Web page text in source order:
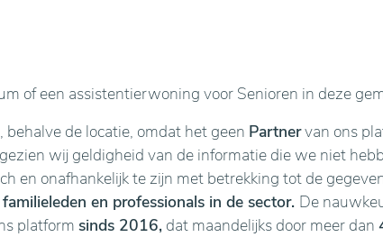
of een assistentierwoning voor Senioren in deze
de locatie, omdat het geen Partnervan ons
wij geldigheid van de informatie die we niet
en onafhankelijk te zijn met betrekking tot de
en professionals in de sector. De
platform sinds 2016, dat maandelijks door meer dan